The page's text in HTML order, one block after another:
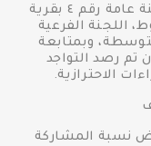
- مدرسة النصر الخاصة الابتدائية، لجنة عامة رقم ٤ بقرية
اللجنة الفرعية
متوسطة، وبمتابعة
تم رصد التواجد
الاحترازية.
نسبة المشاركة